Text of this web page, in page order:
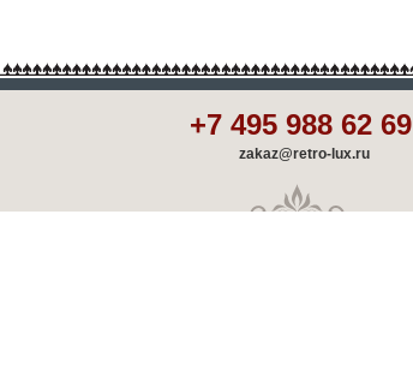
+7 495 988 62 69
zakaz@retro-lux.ru